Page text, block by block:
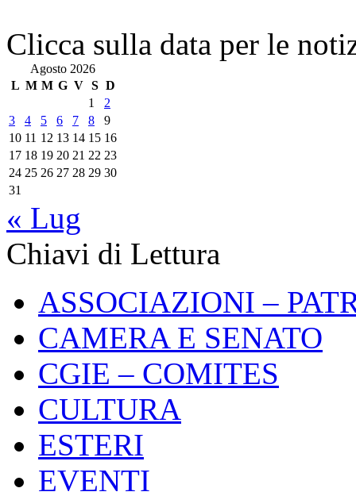
Clicca sulla data per le
Agosto 2026
L M M G V S D
1
2
3
4 5 6 7 8
9
10 11 12 13 14 15 16
17 18 19 20 21 22 23
24 25 26 27 28 29 30
31
« Lug
Chiavi di Lettura
ASSOCIAZIONI –
CAMERA E SENATO
CGIE – COMITES
CULTURA
ESTERI
EVENTI